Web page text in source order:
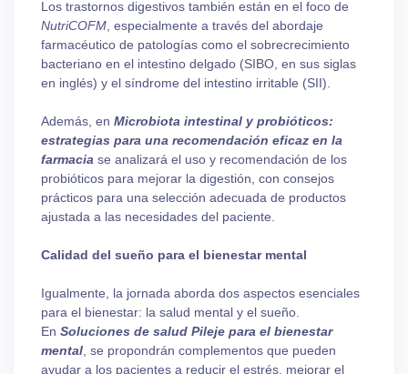
Los trastornos digestivos también están en el foco de
NutriCOFM, especialmente a través del abordaje
farmacéutico de patologías como el sobrecrecimiento
bacteriano en el intestino delgado (SIBO, en sus siglas
en inglés) y el síndrome del intestino irritable (SII).
Además, en Microbiota intestinal y probióticos:
estrategias para una recomendación eficaz en la
farmacia se analizará el uso y recomendación de los
probióticos para mejorar la digestión, con consejos
prácticos para una selección adecuada de productos
ajustada a las necesidades del paciente.
Calidad del sueño para el bienestar mental
Igualmente, la jornada aborda dos aspectos esenciales
para el bienestar: la salud mental y el sueño.
En Soluciones de salud Pileje para el bienestar
mental, se propondrán complementos que pueden
ayudar a los pacientes a reducir el estrés, mejorar el